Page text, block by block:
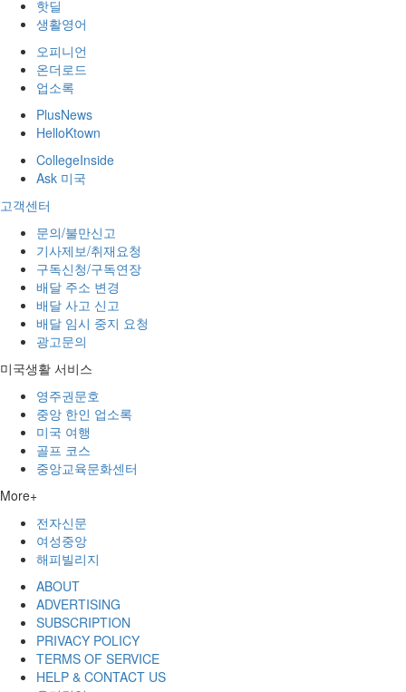
핫딜
생활영어
오피니언
온더로드
업소록
PlusNews
HelloKtown
CollegeInside
Ask 미국
고객센터
문의/불만신고
기사제보/취재요청
구독신청/구독연장
배달 주소 변경
배달 사고 신고
배달 임시 중지 요청
광고문의
미국생활 서비스
영주권문호
중앙 한인 업소록
미국 여행
골프 코스
중앙교육문화센터
More+
전자신문
여성중앙
해피빌리지
ABOUT
ADVERTISING
SUBSCRIPTION
PRIVACY POLICY
TERMS OF SERVICE
HELP & CONTACT US